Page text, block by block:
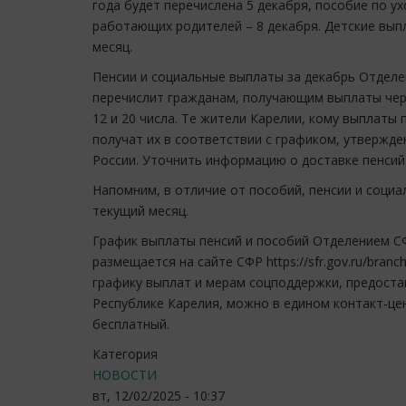
года будет перечислена 5 декабря, пособие по
работающих родителей – 8 декабря. Детские
месяц.
Пенсии и социальные выплаты за декабрь
перечислит гражданам, получающим выплаты
12 и 20 числа. Те жители Карелии, кому
получат их в соответствии с графиком,
России. Уточнить информацию о доставке
Напомним, в отличие от пособий, пенсии и
текущий месяц.
График выплаты пенсий и пособий Отделением
размещается на сайте СФР https://sfr.gov.ru/
графику выплат и мерам соцподдержки,
Республике Карелия, можно в едином контакт-
бесплатный.
Категория
НОВОСТИ
вт, 12/02/2025 - 10:37